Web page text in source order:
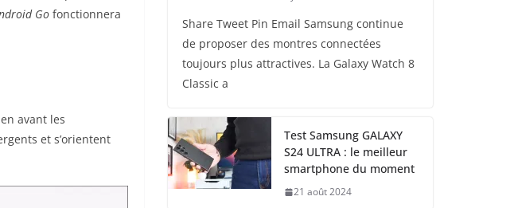
Go fonctionnera
avant les
et s’orientent
Share Tweet Pin Email Samsung continue
de proposer des montres connectées
toujours plus attractives. La Galaxy Watch 8
Classic a
Test Samsung GALAXY
S24 ULTRA : le meilleur
smartphone du moment
21 août 2024